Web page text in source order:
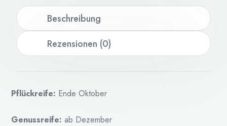
Beschreibung
Rezensionen (0)
Pflückreife: Ende Oktober
Genussreife: ab Dezember